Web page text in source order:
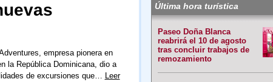
empresa pionera en
la República Dominicana, dio a
de excursiones que… Leer
Última hora turística
Paseo Doña Blanca
reabrirá el 10 de agosto
tras concluir trabajos de
remozamiento